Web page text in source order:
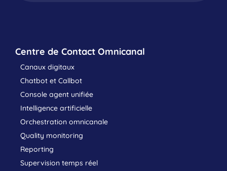
Centre de Contact Omnicanal
Canaux digitaux
Chatbot et Callbot
Console agent unifiée
Intelligence artificielle
Orchestration omnicanale
Quality monitoring
Reporting
Supervision temps réel